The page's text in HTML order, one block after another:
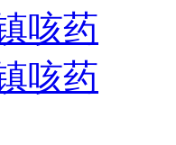
咳药
咳药